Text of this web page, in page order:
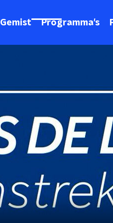
Gemist Programma's